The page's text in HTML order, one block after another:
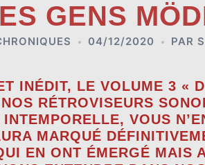
GENS
04/12/2020 PAR
INÉDIT, LE VOLUME 3 «
RÉTROVISEURS
VOUS
MARQUÉ
EN ONT ÉMERGÉ MAIS